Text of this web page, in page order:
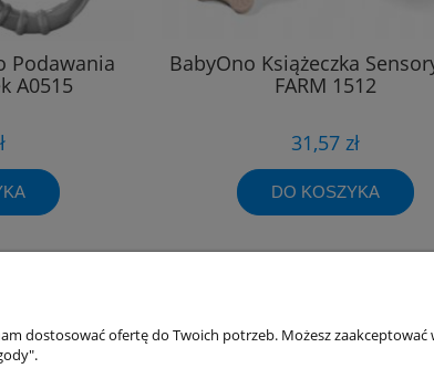
Podawania
A0515
BabyOno Książeczka
FARM 1512
31,57 zł
DO KOSZYKA
Moje konto
dostosować ofertę do Twoich potrzeb. Możesz